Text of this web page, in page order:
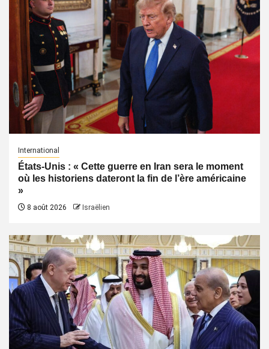
International
États-Unis : « Cette guerre en Iran sera le moment
où les historiens dateront la fin de l’ère américaine
»
8 août 2026 Israëlien